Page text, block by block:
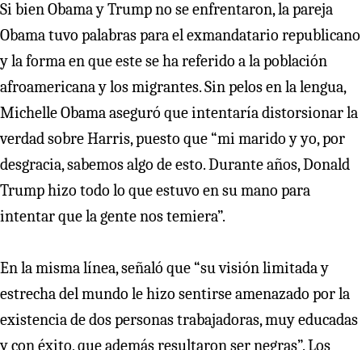
Si bien Obama y Trump no se enfrentaron, la pareja
Obama tuvo palabras para el exmandatario republicano
y la forma en que este se ha referido a la población
afroamericana y los migrantes. Sin pelos en la lengua,
Michelle Obama aseguró que intentaría distorsionar la
verdad sobre Harris, puesto que “mi marido y yo, por
desgracia, sabemos algo de esto. Durante años, Donald
Trump hizo todo lo que estuvo en su mano para
intentar que la gente nos temiera”.
En la misma línea, señaló que “su visión limitada y
estrecha del mundo le hizo sentirse amenazado por la
existencia de dos personas trabajadoras, muy educadas
y con éxito, que además resultaron ser negras”. Los